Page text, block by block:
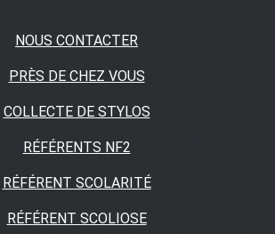
NOUS CONTACTER
PRÈS DE CHEZ VOUS
COLLECTE DE STYLOS
RÉFÉRENTS NF2
RÉFÉRENT SCOLARITÉ
RÉFÉRENT SCOLIOSE